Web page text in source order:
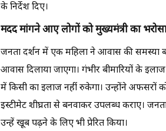
के निर्देश दिए।
मदद मांगने आए लोगों को मुख्‍यमंत्री का
जनता दर्शन में एक महिला ने आवास की समस्या
आवास दिलाया जाएगा। गंभीर बीमारियों के
में किसी का इलाज नहीं रुकेगा। उन्होंने अफसरों
इस्टीमेट शीघ्रता से बनवाकर उपलब्ध कराए।
उन्हें खूब पढ़ने के लिए भी प्रेरित किया।